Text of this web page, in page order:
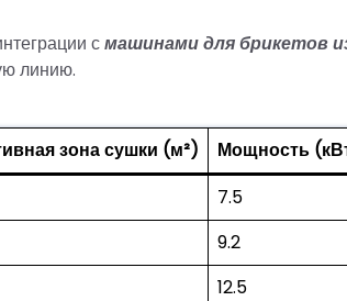
смашинами для брикетов
линию.
зона сушки (м²) Мощность
7.5
9.2
12.5